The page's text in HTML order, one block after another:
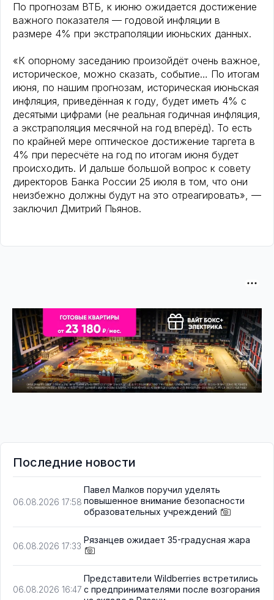
По прогнозам ВТБ, к июню ожидается достижение
важного показателя — годовой инфляции в
размере 4% при экстраполяции июньских данных.
«К опорному заседанию произойдёт очень важное,
историческое, можно сказать, событие… По итогам
июня, по нашим прогнозам, историческая июньская
инфляция, приведённая к году, будет иметь 4% с
десятыми цифрами (не реальная годичная инфляция,
а экстраполяция месячной на год вперёд). То есть
по крайней мере оптическое достижение таргета в
4% при пересчёте на год по итогам июня будет
происходить. И дальше большой вопрос к совету
директоров Банка России 25 июля в том, что они
неизбежно должны будут на это отреагировать», —
заключил Дмитрий Пьянов.
Последние новости
06.08.2026 17:58
Павел Малков поручил уделять
повышенное внимание безопасности
образовательных учреждений
06.08.2026 17:33
Рязанцев ожидает 35-градусная жара
06.08.2026 16:47
Представители Wildberries встретились
с предпринимателями после возгорания